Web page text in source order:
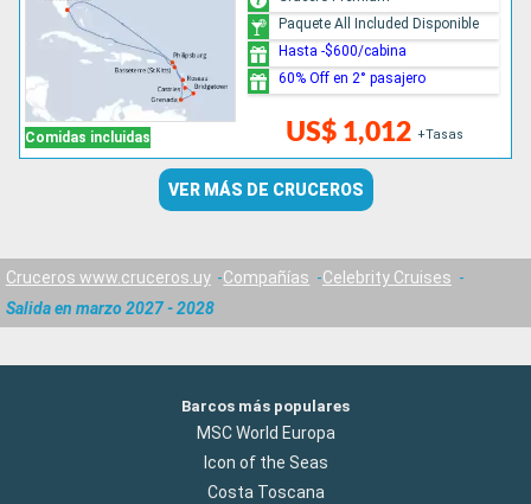
Comidas incluidas US$ 1,012 +Tasas
Paquete All Included Disponible
Hasta -$600/cabina
60% Off en 2° pasajero
VER MÁS DE CRUCEROS
Cruceros www.cruceros.uy Compañías
Celebrity Cruises
Salida en marzo 2027 - 2028
Barcos más populares
MSC World Europa
Icon of the Seas
Costa Toscana